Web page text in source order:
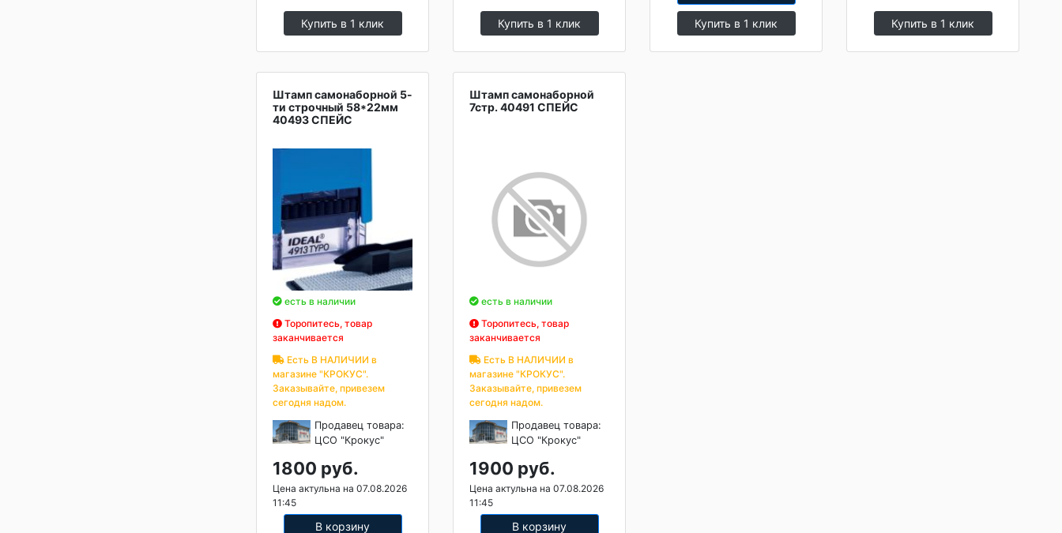
Купить в 1 клик Купить в 1 клик Купить в 1 клик Купить в 1 клик
Штамп самонаборной 5-
ти строчный 58*22мм
40493 СПЕЙС
есть в наличии
Торопитесь, товар
заканчивается
Есть В НАЛИЧИИ в
магазине "КРОКУС".
Заказывайте, привезем
сегодня надом.
Продавец товара:
ЦСО "Крокус"
1800 руб.
Цена актульна на 07.08.2026
11:45
В корзину
Штамп самонаборной
7стр. 40491 СПЕЙС
есть в наличии
Торопитесь, товар
заканчивается
Есть В НАЛИЧИИ в
магазине "КРОКУС".
Заказывайте, привезем
сегодня надом.
Продавец товара:
ЦСО "Крокус"
1900 руб.
Цена актульна на 07.08.2026
11:45
В корзину